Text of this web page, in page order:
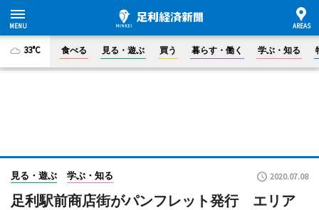
33°C 食べる 見る・遊ぶ 買う 暮らす・働く 学ぶ・知る
見る・遊ぶ 学ぶ・知る 2020.07.08
足利駅前商店街がパンフレット発行 エリア